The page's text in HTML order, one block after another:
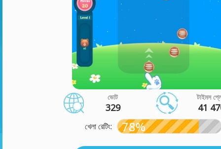
ভোট
329
টাইমস
41
খেলা রেটিং: 78%